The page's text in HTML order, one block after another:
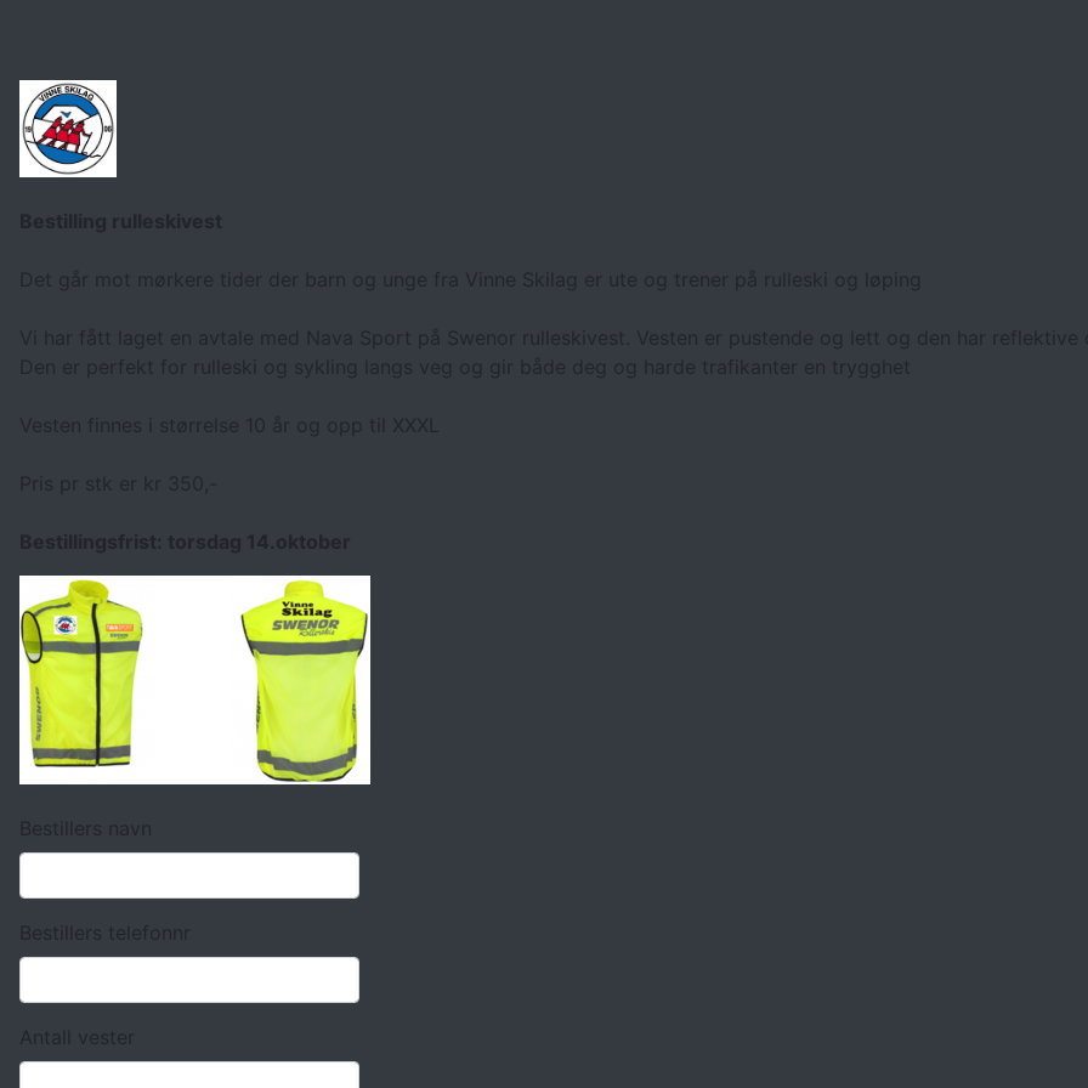
Bestilling rulleskivest
Det går mot mørkere tider der barn og unge fra Vinne Skilag er ute og trener på rulleski og løping
Vi har fått laget en avtale med Nava Sport på Swenor rulleskivest. Vesten er pustende og lett og den har reflektive
Den er perfekt for rulleski og sykling langs veg og gir både deg og harde trafikanter en trygghet
Vesten finnes i størrelse 10 år og opp til XXXL
Pris pr stk er kr 350,-
Bestillingsfrist: torsdag 14.oktober
Bestillers navn
Bestillers telefonnr
Antall vester